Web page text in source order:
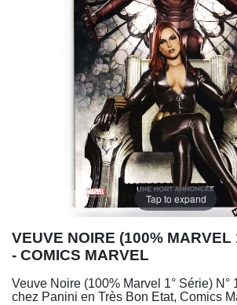
Tap to expand
VEUVE NOIRE (100% MARVEL
- COMICS MARVEL
Veuve Noire (100% Marvel 1° Série) N°
chez Panini en Très Bon Etat, Comics